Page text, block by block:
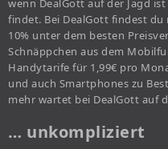
wenn DealGott auf der Jagd
findet. Bei DealGott findest
10% unter dem besten
Schnäppchen aus dem
Handytarife für 1,99€ pro
und auch Smartphones zu
mehr wartet bei DealGott auf
… unkompliziert